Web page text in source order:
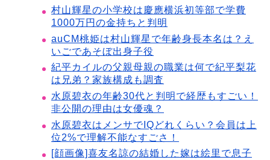
村山輝星の小学校は慶應横浜初等部で学費
1000万円の金持ちと判明
auCM桃姫は村山輝星で年齢身長本名は？え
いごであそぼ出身子役
紀平カイルの父親母親の職業は何で紀平梨花
は兄弟？家族構成も調査
水原碧衣の年齢30代と判明で経歴もすごい！
非公開の理由は女優魂？
水原碧衣はメンサでIQどれくらい？会員は上
位2%で理解不能なすごさ！
[顔画像]喜友名諒の結婚した嫁は絵里で息子